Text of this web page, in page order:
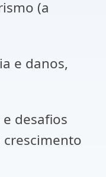
(a
e danos,
desafios